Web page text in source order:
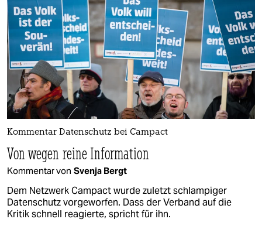
Kommentar Datenschutz bei Campact
Von wegen reine Information
Kommentar von Svenja Bergt
Dem Netzwerk Campact wurde zuletzt schlampiger
Datenschutz vorgeworfen. Dass der Verband auf die
Kritik schnell reagierte, spricht für ihn.